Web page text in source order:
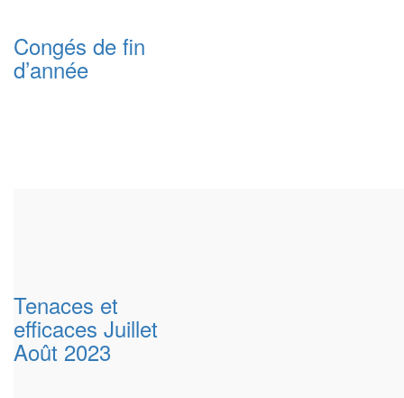
Congés de fin
d’année
Tenaces et
efficaces Juillet
Août 2023